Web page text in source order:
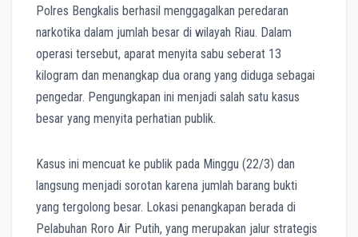
Polres Bengkalis berhasil menggagalkan peredaran
narkotika dalam jumlah besar di wilayah Riau. Dalam
operasi tersebut, aparat menyita sabu seberat 13
kilogram dan menangkap dua orang yang diduga sebagai
pengedar. Pengungkapan ini menjadi salah satu kasus
besar yang menyita perhatian publik.
Kasus ini mencuat ke publik pada Minggu (22/3) dan
langsung menjadi sorotan karena jumlah barang bukti
yang tergolong besar. Lokasi penangkapan berada di
Pelabuhan Roro Air Putih, yang merupakan jalur strategis